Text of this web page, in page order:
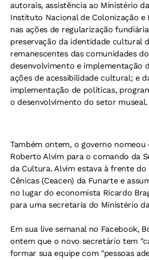
autorais, assistência ao Ministério
Instituto Nacional de Colonização e
nas ações de regularização
preservação da identidade cultural
remanescentes das comunidades
desenvolvimento e implementação
ações de acessibilidade cultural; e
implementação de políticas,
o desenvolvimento do setor museal.
Também ontem, o governo
Roberto Alvim para o comando da
da Cultura. Alvim estava à frente
Cênicas (Ceacen) da Funarte e
no lugar do economista Ricardo
para uma secretaria do Ministério
Em sua live semanal no Facebook,
ontem que o novo secretário tem
formar sua equipe com "pessoas